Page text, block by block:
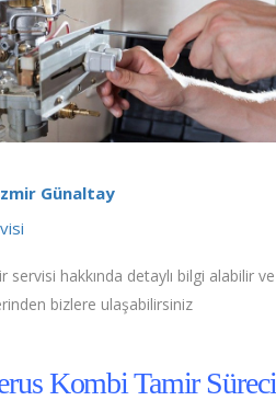
Günaltay
servisi hakkında detaylı bilgi alabilir
bizlere ulaşabilirsiniz
Kombi Tamir